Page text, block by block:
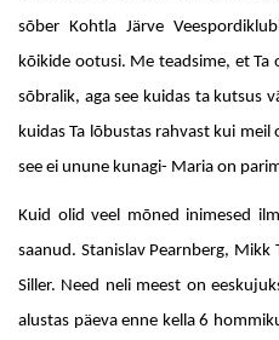
sõber Kohtla Järve
kõikide ootusi. Me teadsime, et
sõbralik, aga see kuidas ta kutsus
kuidas Ta lõbustas rahvast kui
see ei unune kunagi- Maria on
Kuid olid veel mõned inimesed
saanud. Stanislav Pearnberg,
Siller. Need neli meest on
alustas päeva enne kella 6